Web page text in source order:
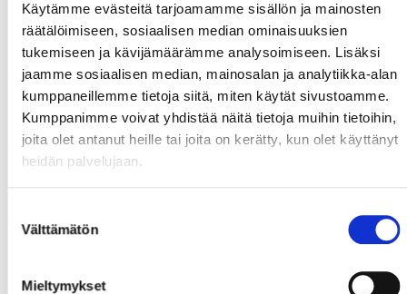
Käytämme evästeitä tarjoamamme sisällön ja mainosten
räätälöimiseen, sosiaalisen median ominaisuuksien
tukemiseen ja kävijämäärämme analysoimiseen. Lisäksi
jaamme sosiaalisen median, mainosalan ja analytiikka-alan
kumppaneillemme tietoja siitä, miten käytät sivustoamme.
Kumppanimme voivat yhdistää näitä tietoja muihin tietoihin,
joita olet antanut heille tai joita on kerätty, kun olet käyttänyt
heidän palvelujaan.
valinta
Välttämätön
Mieltymykset